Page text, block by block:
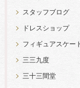
スタッフブログ
ドレスショップ
フィギュアスケー
三三九度
三十三間堂